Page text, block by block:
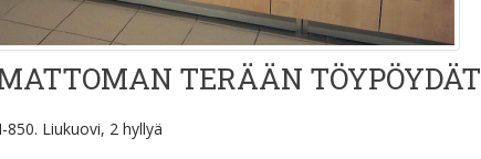
TERÄÄN TÖYPÖYDÄT
850. Liukuovi, 2 hyllyä